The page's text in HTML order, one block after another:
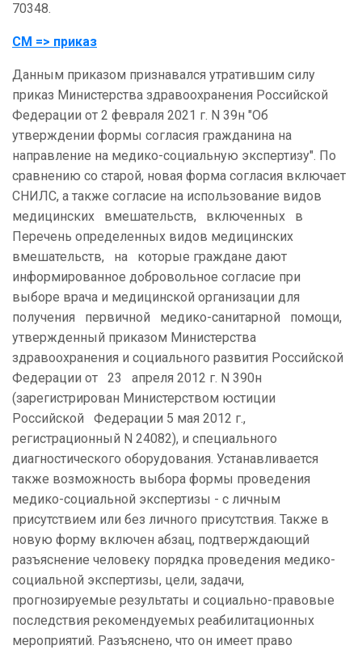
70348.
СМ => приказ
Данным приказом признавался утратившим силу
приказ Министерства здравоохранения Российской
Федерации от 2 февраля 2021 г. N 39н "Об
утверждении формы согласия гражданина на
направление на медико-социальную экспертизу". По
сравнению со старой, новая форма согласия включает
СНИЛС, а также согласие на использование видов
медицинских вмешательств, включенных в
Перечень определенных видов медицинских
вмешательств, на которые граждане дают
информированное добровольное согласие при
выборе врача и медицинской организации для
получения первичной медико-санитарной помощи,
утвержденный приказом Министерства
здравоохранения и социального развития Российской
Федерации от 23 апреля 2012 г. N 390н
(зарегистрирован Министерством юстиции
Российской Федерации 5 мая 2012 г.,
регистрационный N 24082), и специального
диагностического оборудования. Устанавливается
также возможность выбора формы проведения
медико-социальной экспертизы - с личным
присутствием или без личного присутствия. Также в
новую форму включен абзац, подтверждающий
разъяснение человеку порядка проведения медико-
социальной экспертизы, цели, задачи,
прогнозируемые результаты и социально-правовые
последствия рекомендуемых реабилитационных
мероприятий. Разъяснено, что он имеет право